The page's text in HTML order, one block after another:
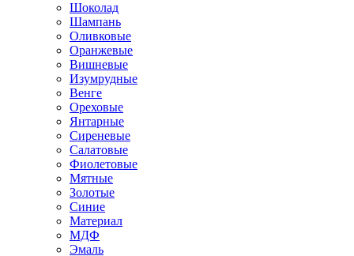
Шоколад
Шампань
Оливковые
Оранжевые
Вишневые
Изумрудные
Венге
Ореховые
Янтарные
Сиреневые
Салатовые
Фиолетовые
Мятные
Золотые
Синие
Материал
МДФ
Эмаль